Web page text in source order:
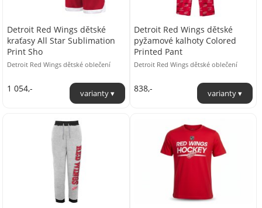
Detroit Red Wings dětské
kraťasy All Star Sublimation
Print Sho
Detroit Red Wings dětské oblečení
1 054,-
Detroit Red Wings dětské
pyžamové kalhoty Colored
Printed Pant
Detroit Red Wings dětské oblečení
838,-